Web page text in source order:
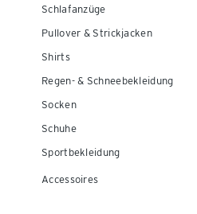
Schlafanzüge
Pullover & Strickjacken
Shirts
Regen- & Schneebekleidung
Socken
Schuhe
Sportbekleidung
Accessoires